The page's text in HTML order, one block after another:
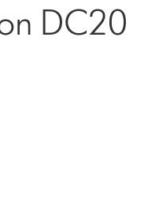
DC20